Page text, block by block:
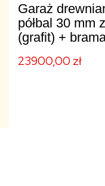
Garaż
półbal 30 mm
(grafit) +
23900,00 zł